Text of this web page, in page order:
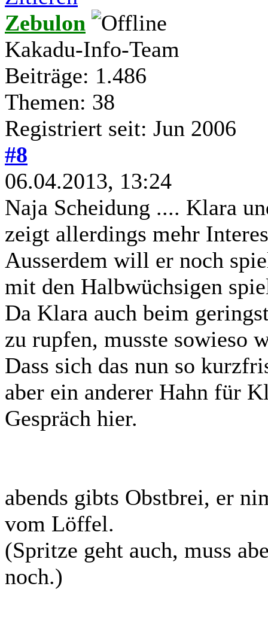
Zebulon
Kakadu-Info-Team
Beiträge: 1.486
Themen: 38
Registriert seit: Jun 2006
#8
06.04.2013, 13:24
Naja Scheidung .... Klara
zeigt allerdings mehr
Ausserdem will er noch
mit den Halbwüchsigen
Da Klara auch beim
zu rupfen, musste sowieso
Dass sich das nun so
aber ein anderer Hahn für
Gespräch hier.
abends gibts Obstbrei, er
vom Löffel.
(Spritze geht auch, muss
noch.)